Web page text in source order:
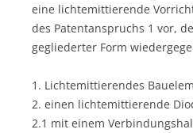
eine lichtemittierende
des Patentanspruchs 1 vor,
gegliederter Form
1. Lichtemittierendes
2. einen lichtemittierende
2.1 mit einem